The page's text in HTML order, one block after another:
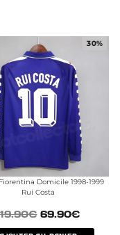
30%
Domicile 1998-1999
Rui Costa
€ 69.90€